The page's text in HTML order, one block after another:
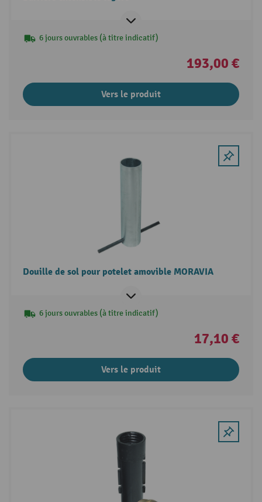
6 jours ouvrables (à titre indicatif)
193,00 €
Vers le produit
Douille de sol pour potelet amovible MORAVIA
6 jours ouvrables (à titre indicatif)
17,10 €
Vers le produit